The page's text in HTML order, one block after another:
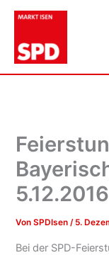
Zum
springen
5.12.2016
VonSPDIsen/ 5.
Bei der SPD-